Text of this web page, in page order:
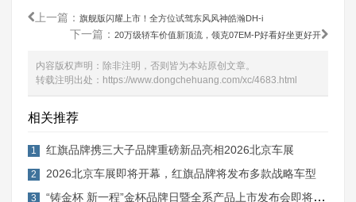
上一篇： 旗舰版闪耀上市！全方位试驾东风风神皓瀚DH-i
下一篇： 20万级轿车价值新顶流，领克07EM-P好看好坐更好开
内容版权声明：除非注明，否则皆为本站原创文章。
转载注明出处： https://www.dongchehuang.com/xc/4683.html
相关推荐
1 红旗品牌携三大子品牌重磅新品亮相2026北京车展
2 2026北京车展即将开幕，红旗品牌将发布多款战略车型
3 “铸金杯 新一程”金杯品牌日暨全系产品上市发布会即将启幕